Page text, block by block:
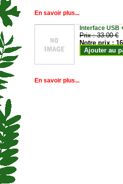
En savoir plus...
Interface USB
Prix :33.00 €
Notre prix :
Ajouter au
En savoir plus...